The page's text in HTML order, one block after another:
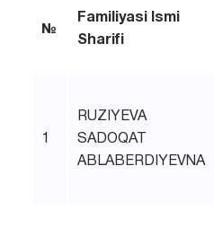
№
Familiyasi Ismi
Sharifi
1
RUZIYEVA
SADOQAT
ABLABERDIYEVNA